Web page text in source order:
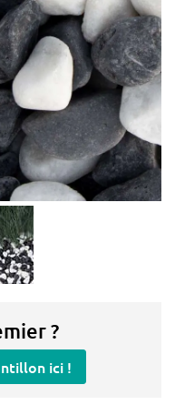
?
ici !